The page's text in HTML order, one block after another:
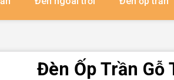
Đèn Ốp Trần Gỗ